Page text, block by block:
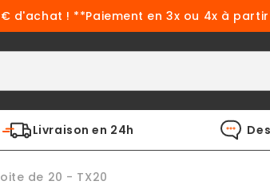
d'achat ! **Paiement en 3x ou 4x à
Livraison en 24h
de 20 - TX20